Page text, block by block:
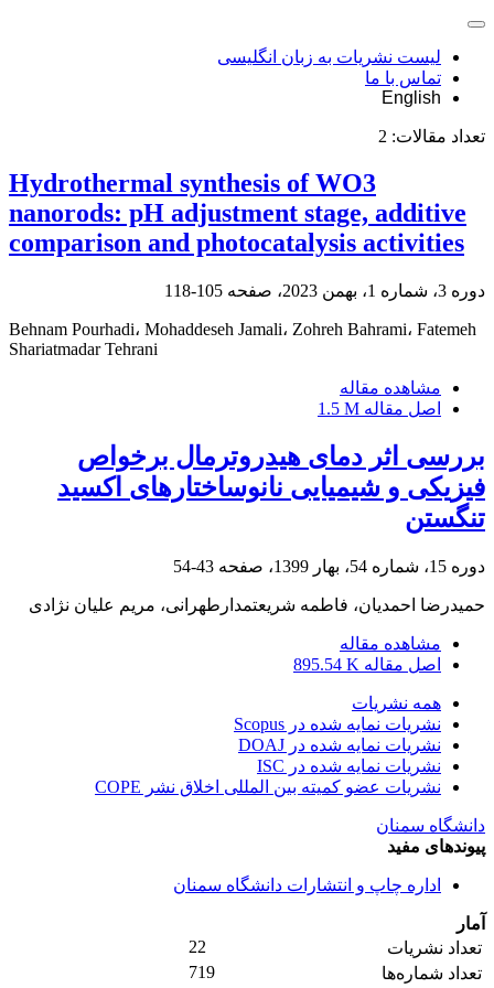
لیست نشریات به زبان انگلیسی
تماس با ما
English
تعداد مقالات: 2
Hydrothermal synthesis of WO3
nanorods: pH adjustment stage, additive
comparison and photocatalysis activities
دوره 3، شماره 1، بهمن 2023، صفحه 105-118
Behnam Pourhadi، Mohaddeseh Jamali، Zohreh Bahrami، Fatemeh
Shariatmadar Tehrani
مشاهده مقاله
اصل مقاله 1.5 M
بررسی اثر دمای هیدروترمال برخواص
فیزیکی و شیمیایی نانوساختارهای اکسید
تنگستن
دوره 15، شماره 54، بهار 1399، صفحه 43-54
حمیدرضا احمدیان، فاطمه شریعتمدارطهرانی، مریم علیان نژادی
مشاهده مقاله
اصل مقاله 895.54 K
همه نشریات
نشریات نمایه شده در Scopus
نشریات نمایه شده در DOAJ
نشریات نمایه شده در ISC
نشریات عضو کمیته بین المللی اخلاق نشر COPE
دانشگاه سمنان
پیوندهای مفید
اداره چاپ و انتشارات دانشگاه سمنان
آمار
تعداد نشریات
22
تعداد شماره‌ها
719